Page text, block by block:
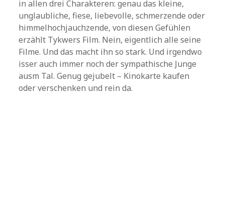
in allen drei Charakteren: genau das kleine,
unglaubliche, fiese, liebevolle, schmerzende oder
himmelhochjauchzende, von diesen Gefühlen
erzählt Tykwers Film. Nein, eigentlich alle seine
Filme. Und das macht ihn so stark. Und irgendwo
isser auch immer noch der sympathische Junge
ausm Tal. Genug gejubelt – Kinokarte kaufen
oder verschenken und rein da.